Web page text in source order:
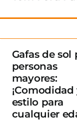
Gafas de sol
personas
mayores:
¡Comodidad
estilo para
cualquier